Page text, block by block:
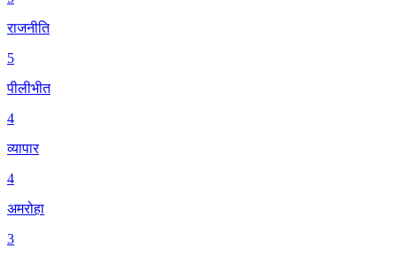
राजनीति
5
पीलीभीत
4
व्यापार
4
अमरोहा
3